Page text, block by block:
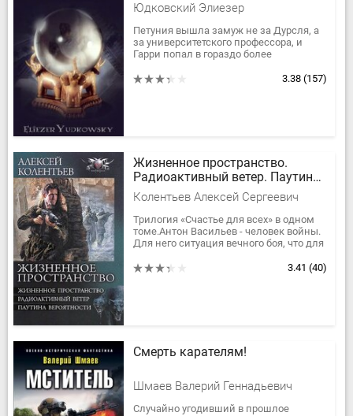
Юдковский Элиезер
Петуния вышла замуж не за Дурсля, а
за университетского профессора, и
Гарри попал в гораздо более
частные учителя, дискуссии с отцом,
3.38 (157)
Жизненное пространство.
Радиоактивный ветер. Паутина
вероятности
Колентьев Алексей Сергеевич
Трилогия «Счастье для всех» в одном
томе.Антон Васильев - человек войны.
Для него ситуация вечного боя, что для
оружия. Он умело...
3.41 (40)
Смерть карателям!
Шмаев Валерий Геннадьевич
Случайно угодивший в прошлое